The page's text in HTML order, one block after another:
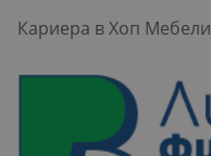
Кариера в Хоп Мебели